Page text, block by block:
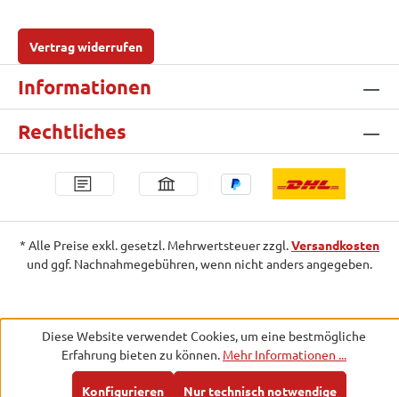
Vertrag widerrufen
Informationen
Rechtliches
* Alle Preise exkl. gesetzl. Mehrwertsteuer zzgl.Versandkosten
und ggf. Nachnahmegebühren, wenn nicht anders angegeben.
Diese Website verwendet Cookies, um eine bestmögliche
Erfahrung bieten zu können. Mehr Informationen ...
Nur technisch notwendige
Konfigurieren